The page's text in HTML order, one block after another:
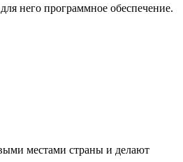
него программное обеспечение.
местами страны и делают